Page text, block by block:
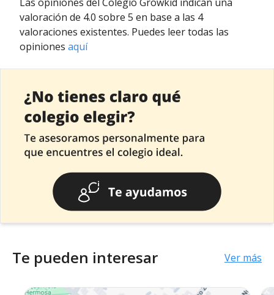
valoración de 4.0 sobre 5 en base a las 4
valoraciones existentes. Puedes leer todas las
opiniones aquí
Te pueden interesar Ver más